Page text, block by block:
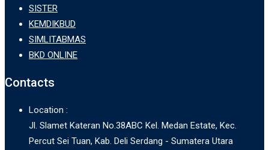
SISTER
KEMDIKBUD
SIMLITABMAS
BKD ONLINE
Contacts
Location :
Jl. Slamet Kateran No.38ABC Kel. Medan Estate, Kec.
Percut Sei Tuan, Kab. Deli Serdang - Sumatera Utara